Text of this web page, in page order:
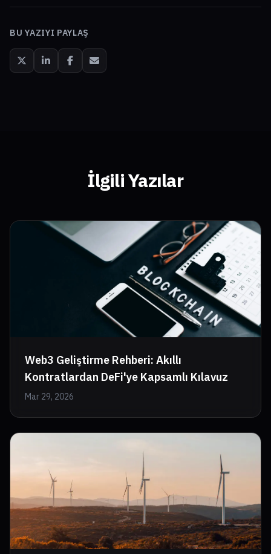
BU YAZIYI PAYLAŞ
İlgili Yazılar
Web3 Geliştirme Rehberi: Akıllı
Kontratlardan DeFi'ye Kapsamlı Kılavuz
Mar 29, 2026